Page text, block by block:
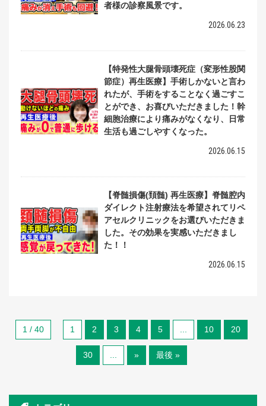
者様の診察風景です。
2026.06.23
【特発性大腿骨頭壊死症（変形性股関
節症）再生医療】手術しかないと言わ
れたが、手術をすることなく過ごすこ
とができ、お喜びいただきました！幹
細胞治療により痛みがなくなり、日常
生活も過ごしやすくなった。
2026.06.15
【脊髄損傷(頚髄) 再生医療】脊髄腔内
ダイレクト注射療法を希望されてリペ
アセルクリニックをお選びいただきま
した。その効果を実感いただきまし
た！！
2026.06.15
1 / 40 1 2 3 4 5 10 20
30 » 最後 »